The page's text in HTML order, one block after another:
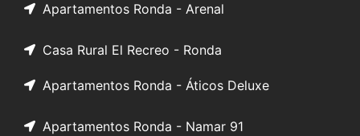
Apartamentos Ronda - Arenal
Casa Rural El Recreo - Ronda
Apartamentos Ronda - Áticos Deluxe
Apartamentos Ronda - Namar 91